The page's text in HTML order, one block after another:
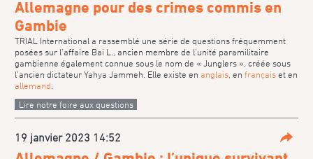
Allemagne pour des crimes commis en
Gambie
TRIAL International a rassemblé une série de questions fréquemment
posées sur l’affaire Bai L., ancien membre de l’unité paramilitaire
gambienne également connue sous le nom de « Junglers », créée sous
l’ancien dictateur Yahya Jammeh. Elle existe en anglais , enfrançaiset en
allemand
Lire notre foire aux questions
19 janvier 2023 14:52